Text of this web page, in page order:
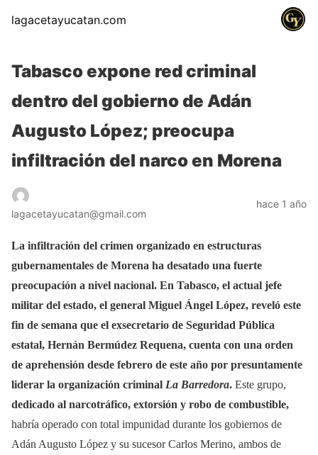
lagacetayucatan.com
Tabasco expone red criminal
dentro del gobierno de Adán
Augusto López; preocupa
infiltración del narco en Morena
lagacetayucatan@gmail.com
hace 1 año
La infiltración del crimen organizado en estructuras
gubernamentales de Morena ha desatado una fuerte
preocupación a nivel nacional. En Tabasco, el actual jefe
militar del estado, el general Miguel Ángel López, reveló este
fin de semana que el exsecretario de Seguridad Pública
estatal, Hernán Bermúdez Requena, cuenta con una orden
de aprehensión desde febrero de este año por presuntamente
liderar la organización criminal La Barredora. Este grupo,
dedicado al narcotráfico, extorsión y robo de combustible,
habría operado con total impunidad durante los gobiernos de
Adán Augusto López y su sucesor Carlos Merino, ambos de